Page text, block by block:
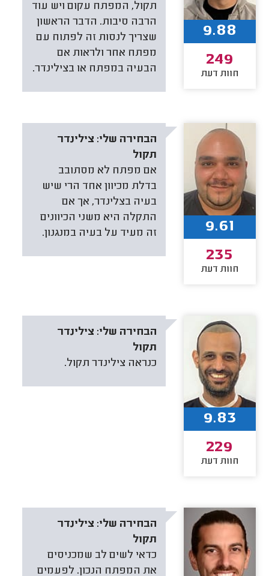
תקול, המפתח עקום ויש עוד
הרבה סיבות. הדבר הראשון
שצריך לנסות זה לפתוח עם
מפתח אחר ולראות אם
הבעיה במפתח או בצילינדר.
9.88
249
חוות דעת
הבחירה שלי: צילינדר
תקול
אם מפתח לא מסתובב
בדלת מכיוון אחד הרי שיש
בעיה בצלינדר, אך אם
התקלה היא משני הכיוונים
זה מעיד על בעיה במנגנון.
9.61
235
חוות דעת
הבחירה שלי: צילינדר
תקול
כנראה צילינדר תקול.
9.83
229
חוות דעת
הבחירה שלי: צילינדר
תקול
כדאי לשים לב שמכניסים
את המפתח הנכון. לפעמים